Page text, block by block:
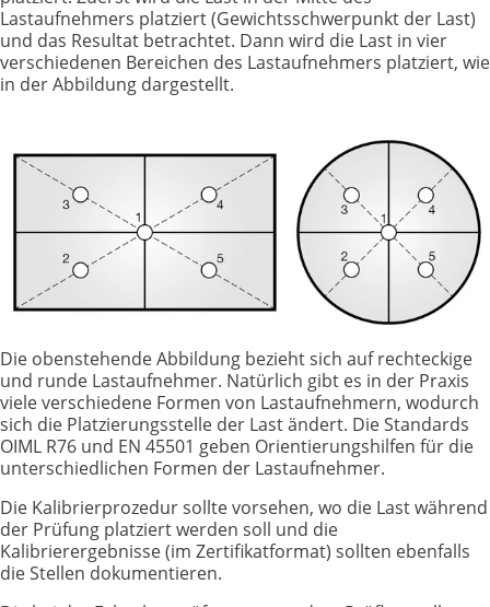
Lastaufnehmers platziert (Gewichtsschwerpunkt der Last)
und das Resultat betrachtet. Dann wird die Last in vier
verschiedenen Bereichen des Lastaufnehmers platziert, wie
in der Abbildung dargestellt.
Die obenstehende Abbildung bezieht sich auf rechteckige
und runde Lastaufnehmer. Natürlich gibt es in der Praxis
viele verschiedene Formen von Lastaufnehmern, wodurch
sich die Platzierungsstelle der Last ändert. Die Standards
OIML R76 und EN 45501 geben Orientierungshilfen für die
unterschiedlichen Formen der Lastaufnehmer.
Die Kalibrierprozedur sollte vorsehen, wo die Last während
der Prüfung platziert werden soll und die
Kalibrierergebnisse (im Zertifikatformat) sollten ebenfalls
die Stellen dokumentieren.